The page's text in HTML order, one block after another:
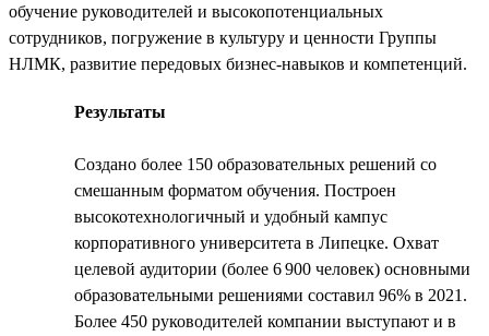
обучение руководителей и высокопотенциальных
сотрудников, погружение в культуру и ценности Группы
НЛМК, развитие передовых бизнес-навыков и компетенций.
Результаты
Создано более 150 образовательных решений со
смешанным форматом обучения. Построен
высокотехнологичный и удобный кампус
корпоративного университета в Липецке. Охват
целевой аудитории (более 6 900 человек) основными
образовательными решениями составил 96% в 2021.
Более 450 руководителей компании выступают и в